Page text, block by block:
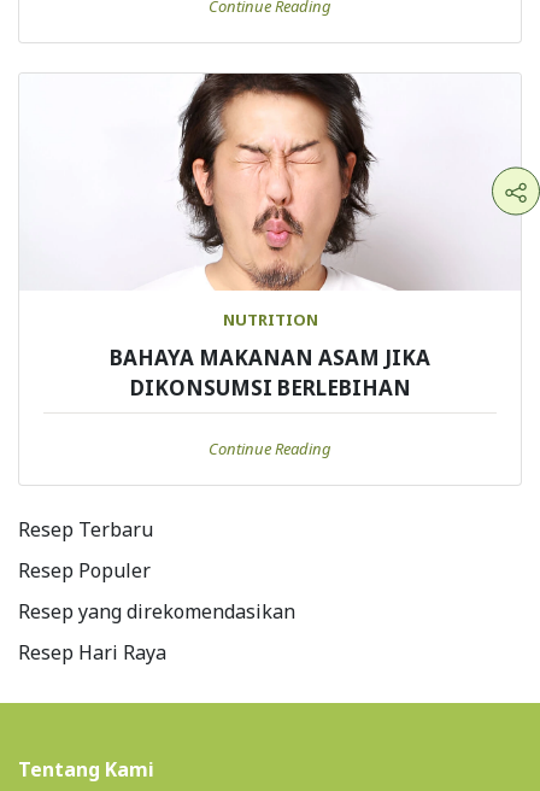
Continue Reading
NUTRITION
BAHAYA MAKANAN ASAM JIKA
DIKONSUMSI BERLEBIHAN
Continue Reading
Resep Terbaru
Resep Populer
Resep yang direkomendasikan
Resep Hari Raya
Tentang Kami